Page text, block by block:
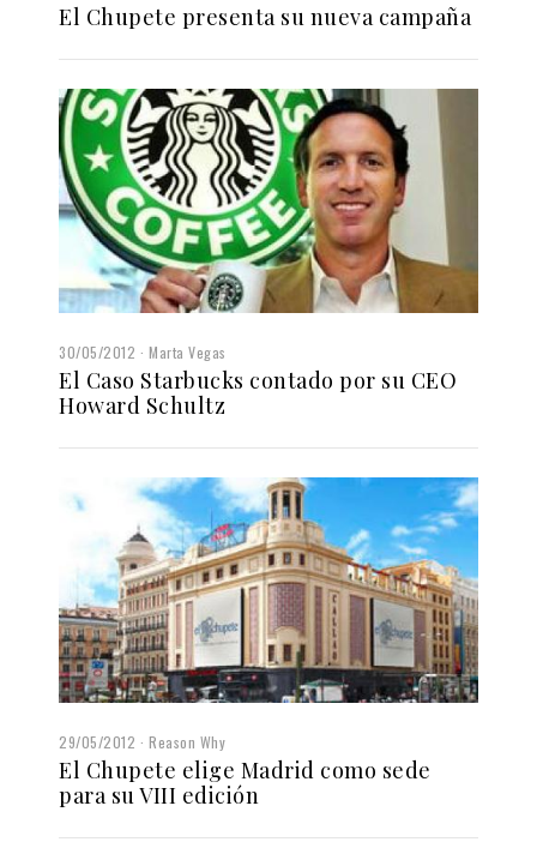
El Chupete presenta su nueva campaña
30/05/2012 Marta Vegas
El Caso Starbucks contado por su CEO
Howard Schultz
29/05/2012 Reason Why
El Chupete elige Madrid como sede
para su VIII edición